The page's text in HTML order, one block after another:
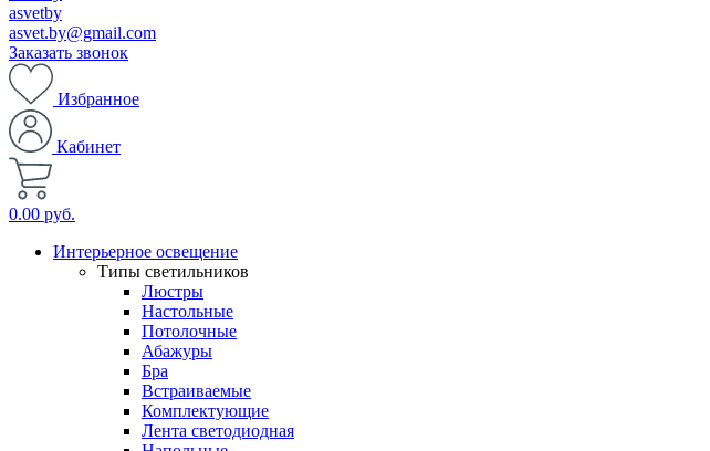
asvetby
asvet.by@gmail.com
Заказать звонок
Избранное
Кабинет
0.00 руб.
Интерьерное освещение
Типы светильников
Люстры
Настольные
Потолочные
Абажуры
Бра
Встраиваемые
Комплектующие
Лента светодиодная